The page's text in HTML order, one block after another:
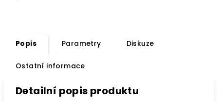
Popis Parametry Diskuze
Ostatní informace
Detailní popis produktu